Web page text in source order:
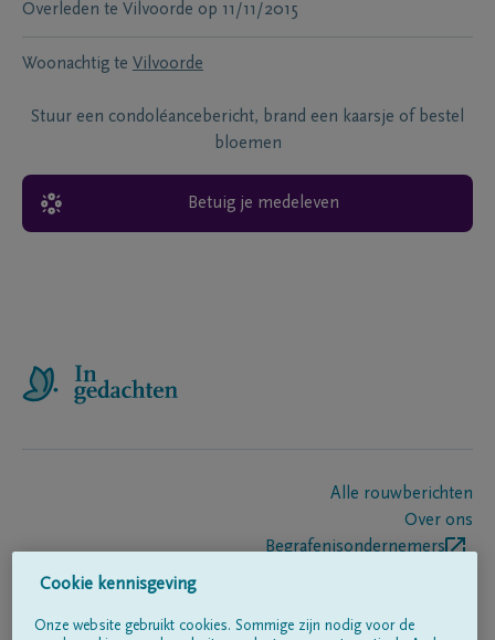
Overleden te Vilvoorde op 11/11/2015
Woonachtig te Vilvoorde
Stuur een condoléancebericht, brand een kaarsje of bestel
bloemen
Betuig je medeleven
Alle rouwberichten
Over ons
Begrafenisondernemers
Cookie kennisgeving
Onze website gebruikt cookies. Sommige zijn nodig voor de